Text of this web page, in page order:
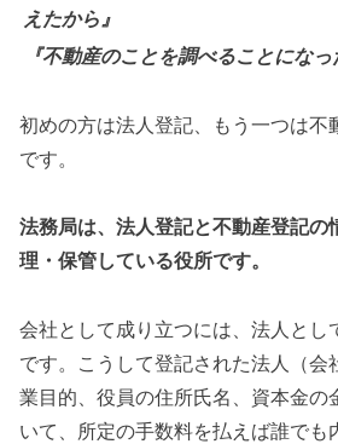
えたから』
『不動産のことを調べることになっ
初めの方は法人登記、もう一つは不
です。
法務局は、法人登記と不動産登記の
理・保管している役所です。
会社として成り立つには、法人とし
です。こうして登記された法人（会
業目的、役員の住所氏名、資本金の
いて、所定の手数料を払えば誰でも